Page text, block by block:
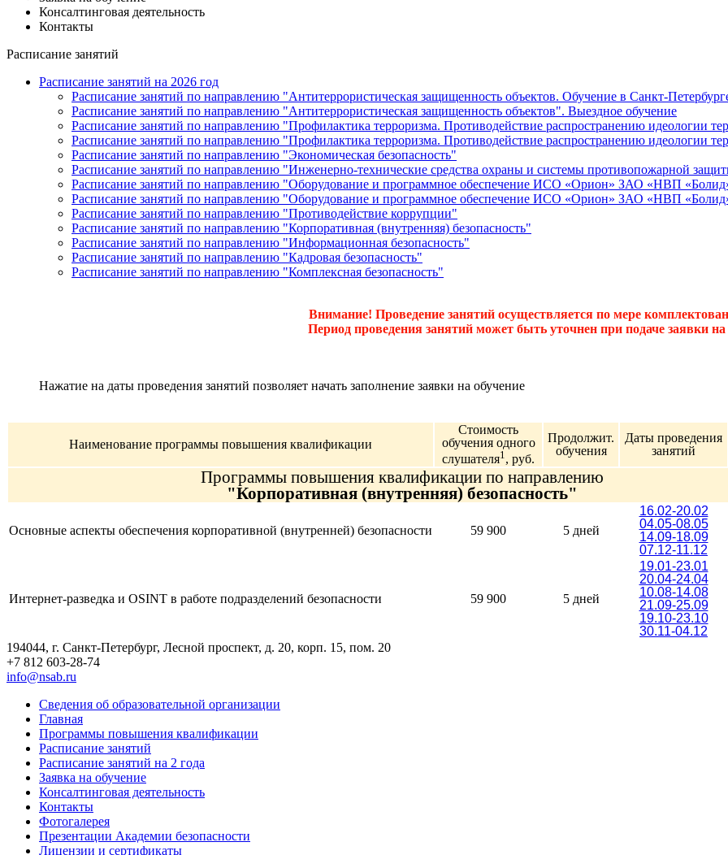
Консалтинговая деятельность
Контакты
Расписание занятий
Расписание занятий на 2026 год
Расписание занятий по направлению "Антитеррористическая защищенность объектов. Обучение в Санкт-
Расписание занятий по направлению "Антитеррористическая защищенность объектов". Выездное обучение
Расписание занятий по направлению "Профилактика терроризма. Противодействие распространению идеологии
Расписание занятий по направлению "Профилактика терроризма. Противодействие распространению идеологии
Расписание занятий по направлению "Экономическая безопасность"
Расписание занятий по направлению "Инженерно-технические средства охраны и системы противопожарной
Расписание занятий по направлению "Оборудование и программное обеспечение ИСО «Орион» ЗАО «НВП
Расписание занятий по направлению "Оборудование и программное обеспечение ИСО «Орион» ЗАО «НВП
Расписание занятий по направлению "Противодействие коррупции"
Расписание занятий по направлению "Корпоративная (внутренняя) безопасность"
Расписание занятий по направлению "Информационная безопасность"
Расписание занятий по направлению "Кадровая безопасность"
Расписание занятий по направлению "Комплексная безопасность"
Внимание! Проведение занятий осуществляется по мере
Период проведения занятий может быть уточнен при подаче заявки на
Нажатие на даты проведения занятий позволяет начать заполнение заявки на обучение
Наименование программы повышения квалификации
Стоимость
обучения одного
слушателя1, руб.
Продолжит.
обучения
Даты проведения
занятий
Программы повышения квалификации по направлению
"Корпоративная (внутренняя) безопасность"
Основные аспекты обеспечения корпоративной (внутренней) безопасности 59 900 5 дней
16.02-20.02
04.05-08.05
14.09-18.09
07.12-11.12
Интернет-разведка и OSINT в работе подразделений безопасности 59 900 5 дней
19.01-23.01
20.04-24.04
10.08-14.08
21.09-25.09
19.10-23.10
30.11-04.12
194044, г. Санкт-Петербург, Лесной проспект, д. 20, корп. 15, пом. 20
+7 812 603-28-74
info@nsab.ru
Сведения об образовательной организации
Главная
Программы повышения квалификации
Расписание занятий
Расписание занятий на 2 года
Заявка на обучение
Консалтинговая деятельность
Контакты
Фотогалерея
Презентации Академии безопасности
Лицензии и сертификаты